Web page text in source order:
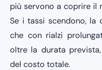
più servono a coprire il
Se i tassi scendono, la
che con rialzi
oltre la durata
del costo totale.